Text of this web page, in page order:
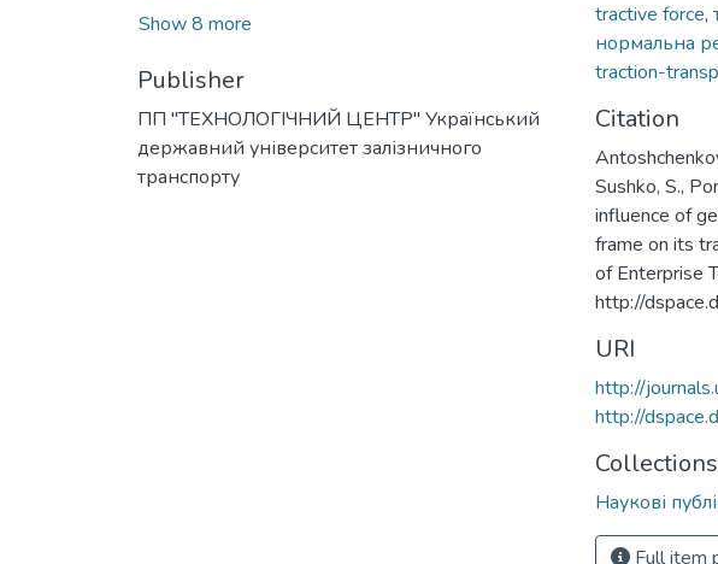
Show 8 more
Publisher
ПП "ТЕХНОЛОГІЧНИЙ ЦЕНТР" Український
державний університет залізничного
транспорту
tractive force,
нормальна
traction-
Citation
Sushko, S.,
influence of
frame on its
of Enterprise
http://
URI
http://
http://
Collections
Наукові
Full item